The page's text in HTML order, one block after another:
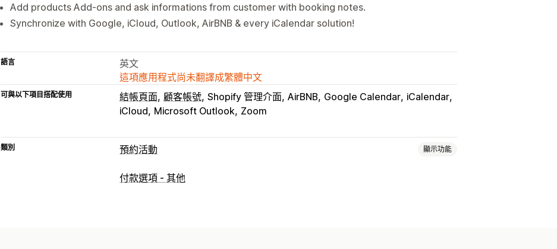
Add products Add-ons and ask informations from customer with booking notes.
Synchronize with Google, iCloud, Outlook, AirBNB & every iCalendar solution!
語言
英文
這項應用程式尚未翻譯成繁體中文
可與以下項目搭配使用 結帳頁面 顧客帳號 Shopify 管理介面 AirBNB Google Calendar iCalendar
iCloud Microsoft Outlook Zoom
類別 預約活動 顯示功能
活動類型
付款選項 - 其他